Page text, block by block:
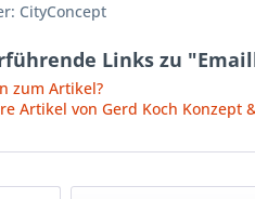
CityConcept
Links zu
zum Artikel?
Artikel von Gerd Koch Konzept